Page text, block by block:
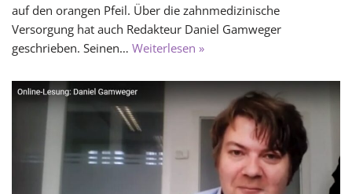
auf den orangen Pfeil. Über die zahnmedizinische
Versorgung hat auch Redakteur Daniel Gamweger
geschrieben. Seinen… Weiterlesen »